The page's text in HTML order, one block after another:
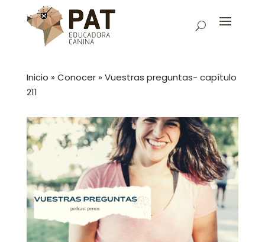
Inicio » Conocer» Vuestras preguntas- capítulo
211